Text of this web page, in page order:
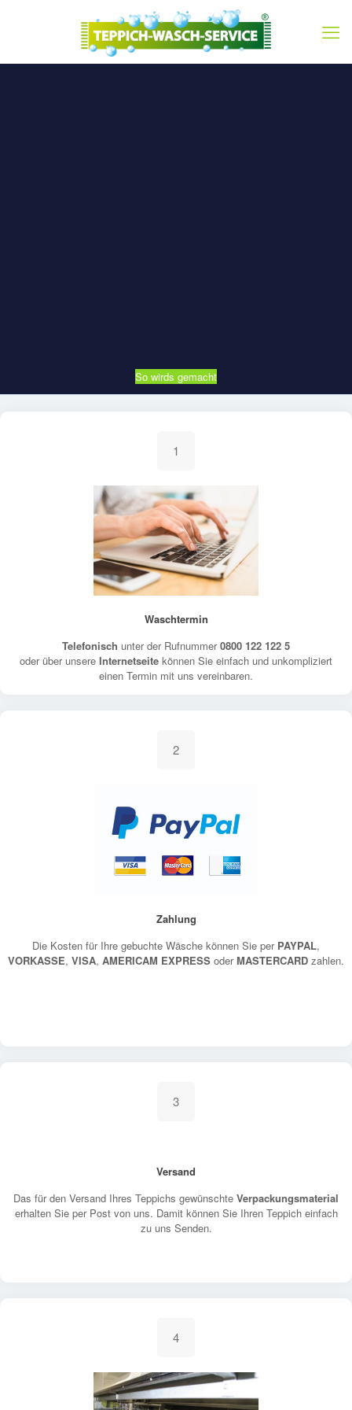
So wirds gemacht
1
Waschtermin
Telefonisch unter der Rufnummer0800 122 122 5
oder über unsere Internetseite können Sie einfach und unkompliziert
einen Termin mit uns vereinbaren.
2
Zahlung
Die Kosten für Ihre gebuchte Wäsche können Sie per PAYPAL,
VORKASSE, VISA, AMERICAM EXPRESS oderMASTERCARD zahlen.
3
Versand
Das für den Versand Ihres Teppichs gewünschte Verpackungsmaterial
erhalten Sie per Post von uns. Damit können Sie Ihren Teppich einfach
zu uns Senden.
4